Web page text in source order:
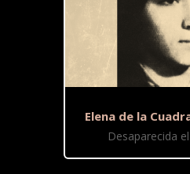
Elena de la
Desaparecida